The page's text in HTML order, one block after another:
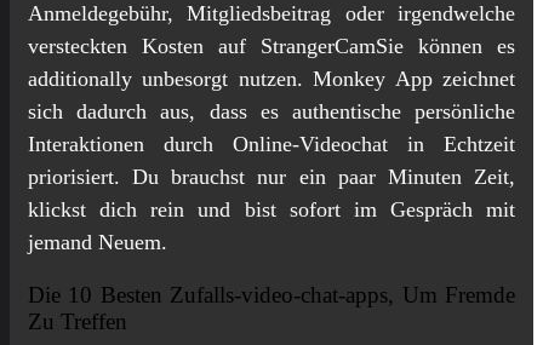
Anmeldegebühr, Mitgliedsbeitrag oder irgendwelche
versteckten Kosten auf StrangerCamSie können es
additionally unbesorgt nutzen. Monkey App zeichnet
sich dadurch aus, dass es authentische persönliche
Interaktionen durch Online-Videochat in Echtzeit
priorisiert. Du brauchst nur ein paar Minuten Zeit,
klickst dich rein und bist sofort im Gespräch mit
jemand Neuem.
Die 10 Besten Zufalls-video-chat-apps, Um Fremde
Zu Treffen